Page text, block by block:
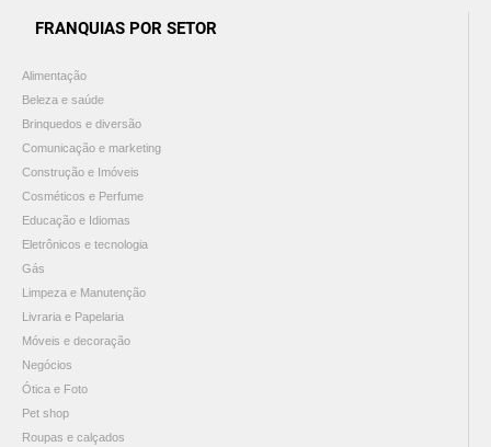
FRANQUIAS POR SETOR
Alimentação
Beleza e saúde
Brinquedos e diversão
Comunicação e marketing
Construção e Imóveis
Cosméticos e Perfume
Educação e Idiomas
Eletrônicos e tecnologia
Gás
Limpeza e Manutenção
Livraria e Papelaria
Móveis e decoração
Negócios
Ótica e Foto
Pet shop
Roupas e calçados